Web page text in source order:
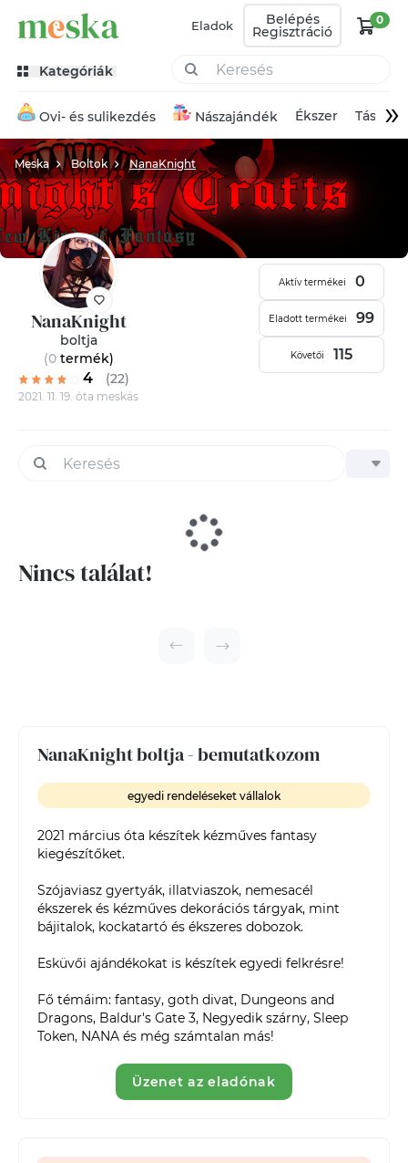
Eladok Belépés
Regisztráció
0
Kategóriák
Ovi- és sulikezdés Nászajándék Ékszer Táska»
Meska Boltok NanaKnight
NanaKnight
boltja
(0termék)
4 (22)
2021. 11. 19. óta meskás
Aktív termékei 0
Eladott termékei 99
Követői 115
NanaKnight boltja - bemutatkozom
egyedi rendeléseket vállalok
2021 március óta készítek kézműves fantasy
kiegészítőket.
Szójaviasz gyertyák, illatviaszok, nemesacél
ékszerek és kézműves dekorációs tárgyak, mint
bájitalok, kockatartó és ékszeres dobozok.
Esküvői ajándékokat is készítek egyedi felkrésre!
Fő témáim: fantasy, goth divat, Dungeons and
Dragons, Baldur's Gate 3, Negyedik szárny, Sleep
Token, NANA és még számtalan más!
Üzenet az eladónak
Nincs találat!